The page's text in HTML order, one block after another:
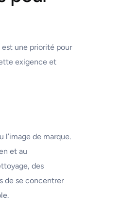
une priorité pour
exigence et
l’image de marque.
et au
des
de se concentrer